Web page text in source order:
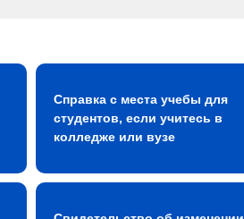
Справка с места учебы для
студентов, если учитесь в
колледже или вузе